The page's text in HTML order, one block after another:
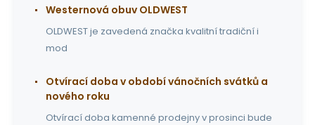
Westernová obuv OLDWEST
OLDWEST je zavedená značka kvalitní tradiční i
mod
Otvírací doba v období vánočních svátků a
nového roku
Otvírací doba kamenné prodejny v prosinci bude